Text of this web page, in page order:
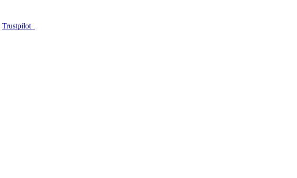
Trustpilot